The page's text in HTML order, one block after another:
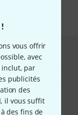
vous offrir
avec
inclut, par
publicités
des
il vous suffit
des fins de